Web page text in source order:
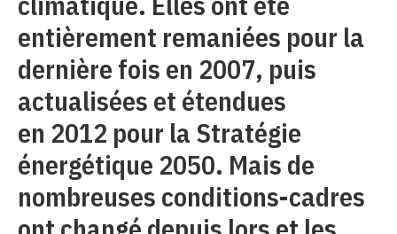
entièrement remaniées pour la
dernière fois en 2007, puis
actualisées et étendues
en 2012 pour la Stratégie
énergétique 2050. Mais de
nombreuses conditions-cadres